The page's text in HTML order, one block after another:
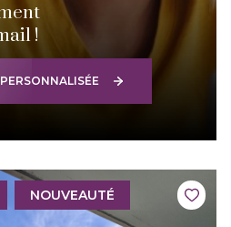
!
NOUVEAUTÉ